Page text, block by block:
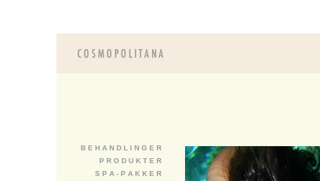
B E H A N D L I N G E R
P R O D U K T E R
S P A - P A K K E R